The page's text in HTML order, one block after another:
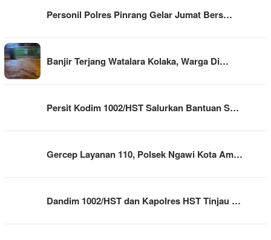
Personil Polres Pinrang Gelar Jumat Bers…
Banjir Terjang Watalara Kolaka, Warga Di…
Persit Kodim 1002/HST Salurkan Bantuan S…
Gercep Layanan 110, Polsek Ngawi Kota Am…
Dandim 1002/HST dan Kapolres HST Tinjau …